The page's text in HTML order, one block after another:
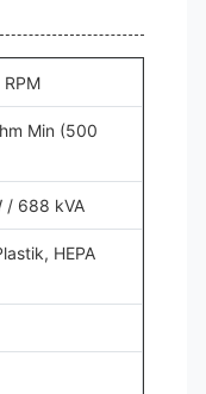
Min (500
/ 688 kVA
HEPA